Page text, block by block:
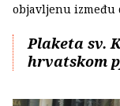
objavljenu između
Plaketa sv.
hrvatskom